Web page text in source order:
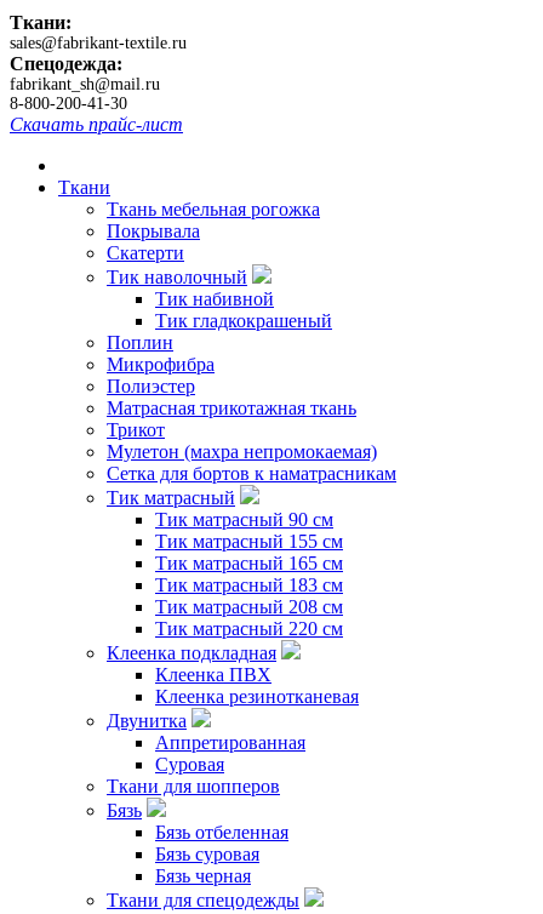
Ткани:
sales@fabrikant-textile.ru
Спецодежда:
fabrikant_sh@mail.ru
8-800-200-41-30
Скачать прайс-лист
Ткани
Ткань мебельная рогожка
Покрывала
Скатерти
Тик наволочный
Тик набивной
Тик гладкокрашеный
Поплин
Микрофибра
Полиэстер
Матрасная трикотажная ткань
Трикот
Мулетон (махра непромокаемая)
Сетка для бортов к наматрасникам
Тик матрасный
Тик матрасный 90 см
Тик матрасный 155 см
Тик матрасный 165 см
Тик матрасный 183 см
Тик матрасный 208 см
Тик матрасный 220 см
Клеенка подкладная
Клеенка ПВХ
Клеенка резинотканевая
Двунитка
Аппретированная
Суровая
Ткани для шопперов
Бязь
Бязь отбеленная
Бязь суровая
Бязь черная
Ткани для спецодежды